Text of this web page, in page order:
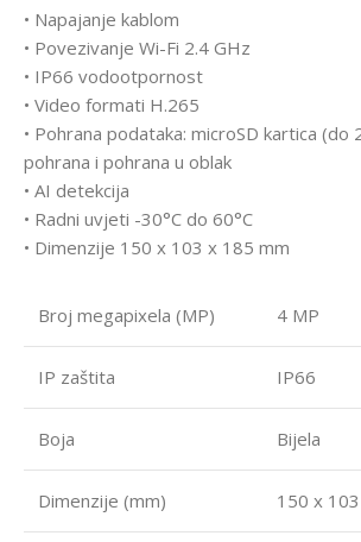
• Napajanje kablom
• Povezivanje Wi-Fi 2.4 GHz
• IP66 vodootpornost
• Video formati H.265
• Pohrana podataka: microSD kartica (do
pohrana i pohrana u oblak
• AI detekcija
• Radni uvjeti -30°C do 60°C
• Dimenzije 150 x 103 x 185 mm
Broj megapixela (MP) 4 MP
IP zaštita IP66
Boja Bijela
Dimenzije (mm) 150 x